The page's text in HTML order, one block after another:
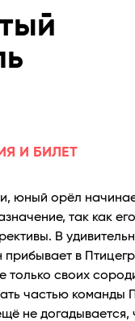
И БИЛЕТ
юный орёл
так как
В
прибывает в
только своих
частью команды
не догадывается,